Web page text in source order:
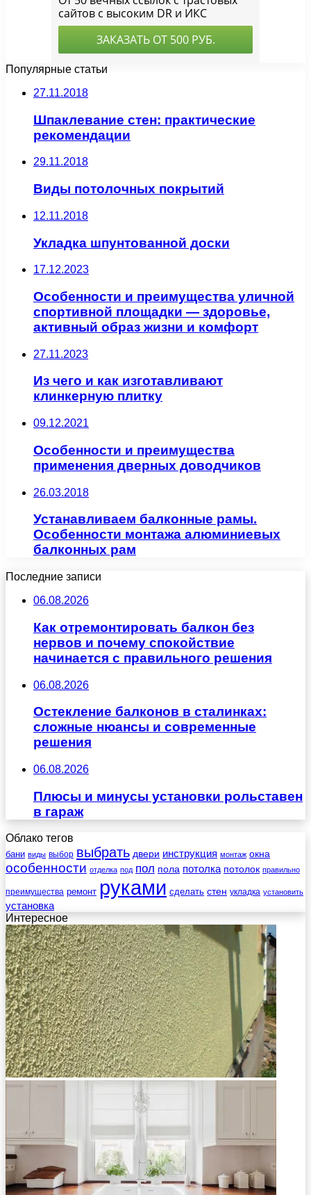
Популярные статьи
27.11.2018
Шпаклевание стен: практические
рекомендации
29.11.2018
Виды потолочных покрытий
12.11.2018
Укладка шпунтованной доски
17.12.2023
Особенности и преимущества уличной
спортивной площадки — здоровье,
активный образ жизни и комфорт
27.11.2023
Из чего и как изготавливают
клинкерную плитку
09.12.2021
Особенности и преимущества
применения дверных доводчиков
26.03.2018
Устанавливаем балконные рамы.
Особенности монтажа алюминиевых
балконных рам
Последние записи
06.08.2026
Как отремонтировать балкон без
нервов и почему спокойствие
начинается с правильного решения
06.08.2026
Остекление балконов в сталинках:
сложные нюансы и современные
решения
06.08.2026
Плюсы и минусы установки рольставен
в гараж
Облако тегов
бани виды выбор выбрать двери инструкция монтаж окна
особенности отделка под пол пола потолка потолок правильно
преимущества ремонт руками сделать стен укладка установить
установка
Интересное